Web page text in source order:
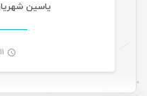
یاسین
۱۱ آبان ۱۳۹۶